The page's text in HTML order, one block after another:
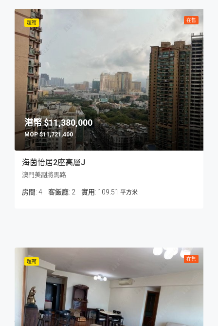
超筍 在售
$11,380,000
$11,721,400
海茵怡居2座高層J
澳門美副將馬路
房間: 4 客飯廳: 2 109.51 平方米
超筍 在售